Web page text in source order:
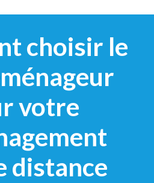
choisir le
votre
distance